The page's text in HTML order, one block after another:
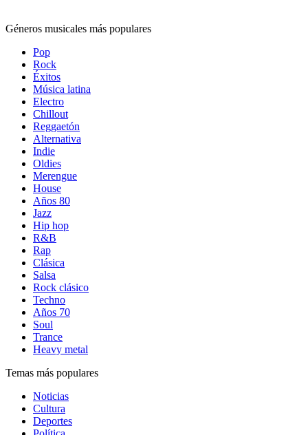
Géneros musicales más populares
Pop
Rock
Éxitos
Música latina
Electro
Chillout
Reggaetón
Alternativa
Indie
Oldies
Merengue
House
Años 80
Jazz
Hip hop
R&B
Rap
Clásica
Salsa
Rock clásico
Techno
Años 70
Soul
Trance
Heavy metal
Temas más populares
Noticias
Cultura
Deportes